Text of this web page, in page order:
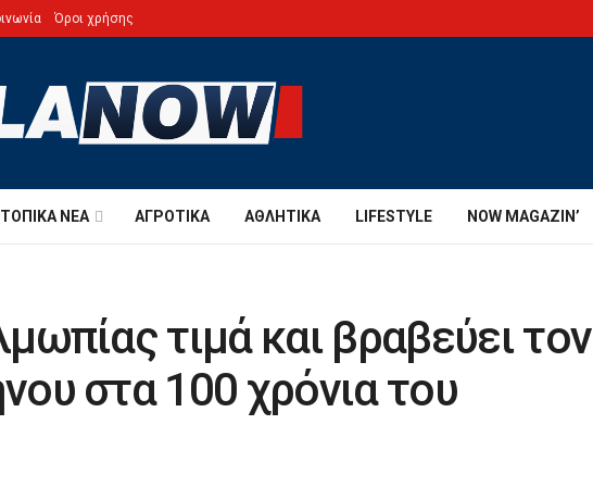
Όροι χρήσης
ΤΟΠΙΚΆ ΝΈΑ ΑΓΡΟΤΙΚΆ ΑΘΛΗΤΙΚΆ LIFESTYLE NOW MAGAZIN’
τιμά και βραβεύει τον
στα 100 χρόνια του